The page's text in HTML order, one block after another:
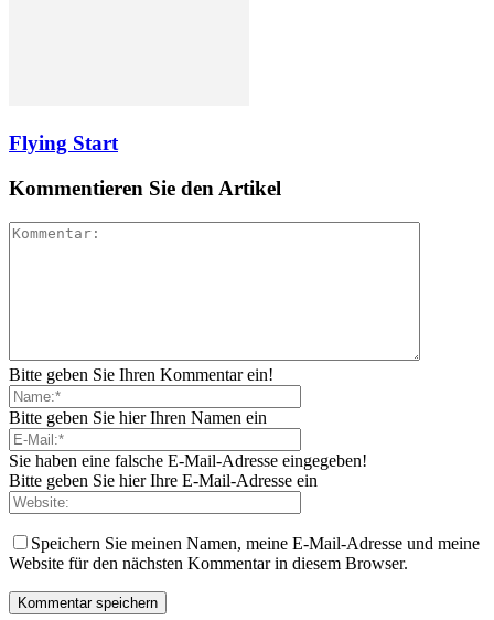
Flying Start
Kommentieren Sie den Artikel
Bitte geben Sie Ihren Kommentar ein!
Bitte geben Sie hier Ihren Namen ein
Sie haben eine falsche E-Mail-Adresse eingegeben!
Bitte geben Sie hier Ihre E-Mail-Adresse ein
Speichern Sie meinen Namen, meine E-Mail-Adresse und meine
Website für den nächsten Kommentar in diesem Browser.